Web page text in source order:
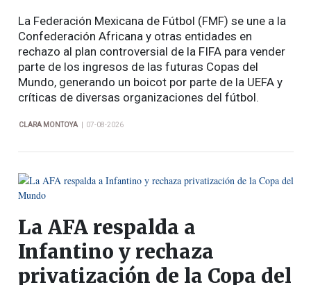
La Federación Mexicana de Fútbol (FMF) se une a la
Confederación Africana y otras entidades en
rechazo al plan controversial de la FIFA para vender
parte de los ingresos de las futuras Copas del
Mundo, generando un boicot por parte de la UEFA y
críticas de diversas organizaciones del fútbol.
CLARA MONTOYA | 07-08-2026
La AFA respalda a
Infantino y rechaza
privatización de la Copa del